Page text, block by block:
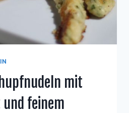
mit
feinem